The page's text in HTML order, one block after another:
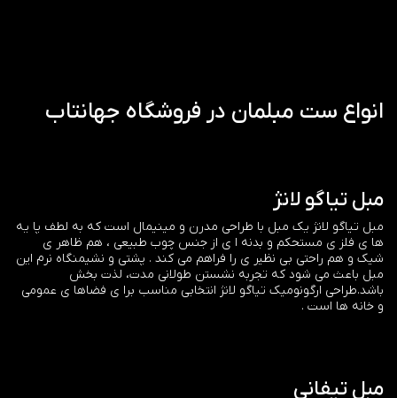
انواع ست مبلمان در فروشگاه جهانتاب
مبل تیاگو لانژ
مبل تیاگو لانژ یک مبل با طراحی مدرن و مینیمال است که به لطف پا یه
ها ی فلز ی مستحکم و بدنه ا ی از جنس چوب طبیعی ، هم ظاهر ی
شیک و هم راحتی بی نظیر ی را فراهم می کند . پشتی و نشیمنگاه نرم این
مبل باعث می شود که تجربه نشستن طولانی مدت، لذت بخش
باشد.طراحی ارگونومیک تیاگو لانژ انتخابی مناسب برا ی فضاها ی عمومی
و خانه ها است .
مبل تیفانی